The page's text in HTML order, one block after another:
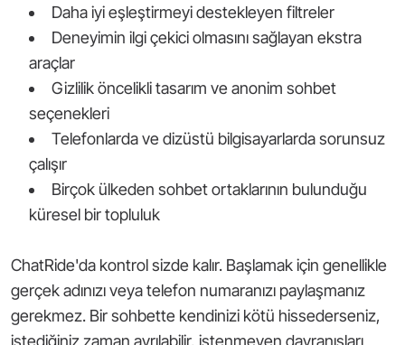
Daha iyi eşleştirmeyi destekleyen filtreler
Deneyimin ilgi çekici olmasını sağlayan ekstra
araçlar
Gizlilik öncelikli tasarım ve anonim sohbet
seçenekleri
Telefonlarda ve dizüstü bilgisayarlarda sorunsuz
çalışır
Birçok ülkeden sohbet ortaklarının bulunduğu
küresel bir topluluk
ChatRide'da kontrol sizde kalır. Başlamak için genellikle
gerçek adınızı veya telefon numaranızı paylaşmanız
gerekmez. Bir sohbette kendinizi kötü hissederseniz,